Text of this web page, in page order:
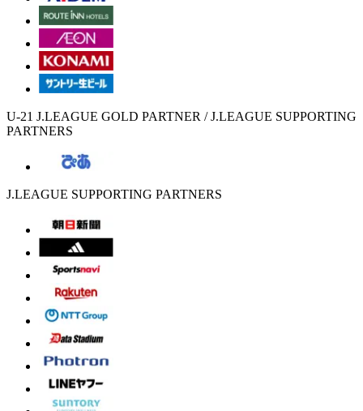
U-21 J.LEAGUE GOLD PARTNER / J.LEAGUE SUPPORTING
PARTNERS
J.LEAGUE SUPPORTING PARTNERS